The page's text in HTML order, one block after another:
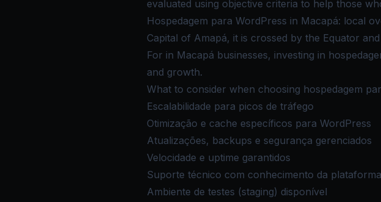
evaluated using objective criteria to help those
Hospedagem para WordPress in Macapá: local
Capital of Amapá, it is crossed by the Equator
For in Macapá businesses, investing in
and growth.
What to consider when choosing hospedagem
Escalabilidade para picos de tráfego
Otimização e cache específicos para WordPress
Atualizações, backups e segurança gerenciados
Velocidade e uptime garantidos
Suporte técnico com conhecimento da plataforma
Ambiente de testes (staging) disponível